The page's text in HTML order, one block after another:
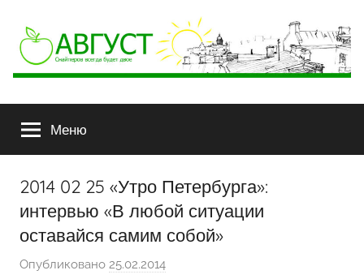
АВГУСТ
будет
двое
Меню
2014 02 25 «Утро Петербурга»:
интервью «В любой ситуации
оставайся самим собой»
Опубликовано 25.02.2014